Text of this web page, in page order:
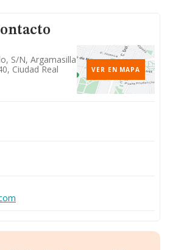
S/n, Argamasilla
Ciudad Real
VER EN MAPA